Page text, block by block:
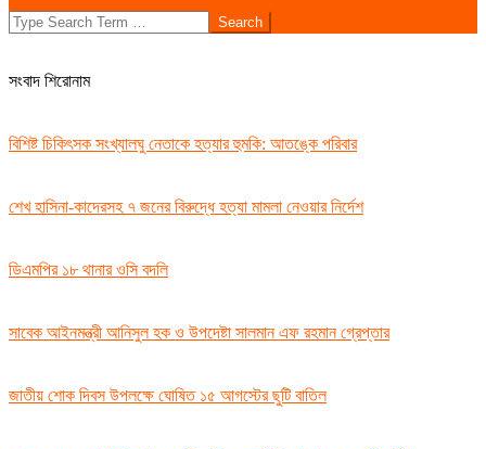
Search
সংবাদ শিরোনাম
বিশিষ্ট চিকিৎসক সংখ্যালঘু নেতাকে হত্যার হুমকি: আতঙ্কে পরিবার
শেখ হাসিনা-কাদেরসহ ৭ জনের বিরুদ্ধে হত্যা মামলা নেওয়ার নির্দেশ
ডিএমপির ১৮ থানার ওসি বদলি
সাবেক আইনমন্ত্রী আনিসুল হক ও উপদেষ্টা সালমান এফ রহমান গ্রেপ্তার
জাতীয় শোক দিবস উপলক্ষে ঘোষিত ১৫ আগস্টের ছুটি বাতিল